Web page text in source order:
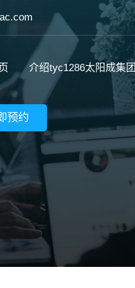
介绍tyc1286太阳成集团
预约